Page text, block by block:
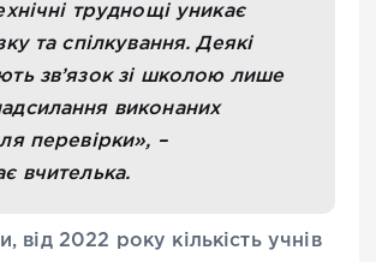
труднощі уникає
та спілкування. Деякі
зв’язок зі школою лише
виконаних
перевірки», –
вчителька.
від 2022 року кількість учнів